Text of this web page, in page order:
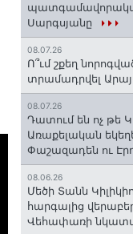
պատգամավորական
Սարգսյանը
08.07.26
Ո՞ւմ շքեղ
տրամադրվել
08.07.26
Դատում են ոչ թե
Առաքելական
Փաշազադեն ու
08.06.26
Մեծի Տանն
հարգալից
Վեհափառի